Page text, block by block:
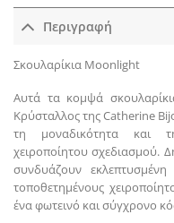
Περιγραφή
Σκουλαρίκια Moonlight
Αυτά τα κομψά
Κρύσταλλος της Catherine
τη μοναδικότητα και
χειροποίητου σχεδιασμού.
συνδυάζουν
τοποθετημένους
ένα φωτεινό και σύγχρονο